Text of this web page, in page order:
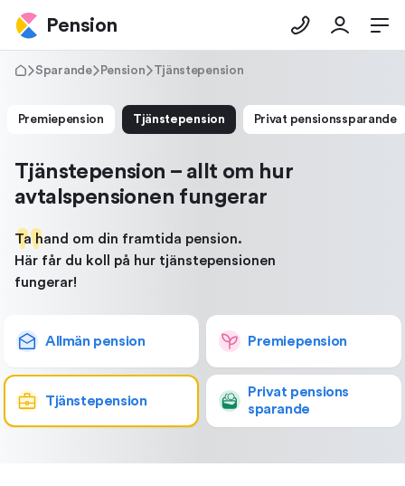
Pension
Sparande Pension Tjänstepension
Premiepension Tjänstepension Privat pensionssparande
Tjänstepension – allt om hur
avtalspensionen fungerar
Ta hand om din framtida pension.
Här får du koll på hur tjänstepensionen
fungerar!
Allmän pension Premie­pension
Tjänste­pension
Privat pensions­
sparande